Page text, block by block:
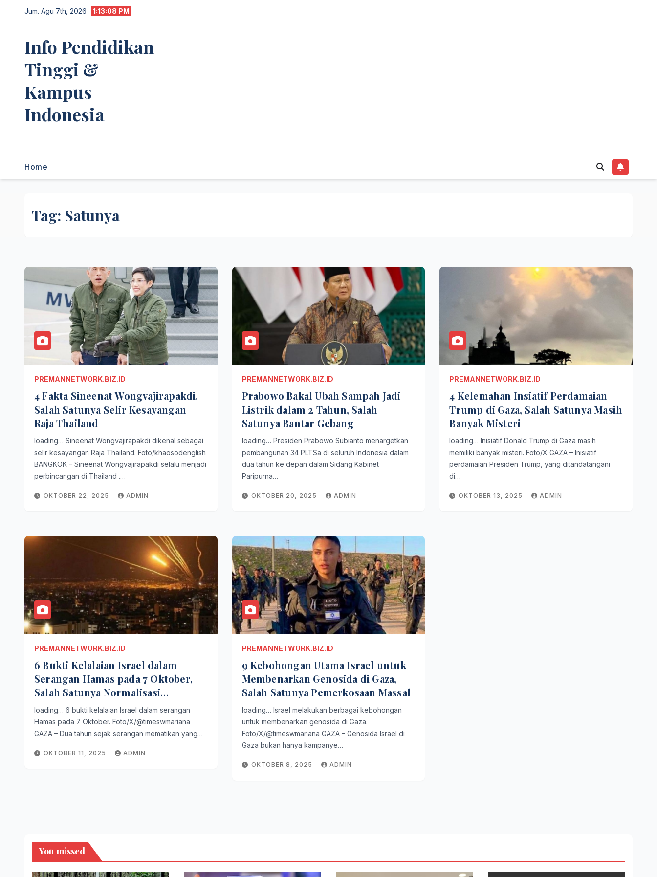
to
Jum. Agu 7th, 2026 1:13:09 PM
Info Pendidikan
Tinggi &
Kampus
Indonesia
Home
Tag: Satunya
PREMANNETWORK.BIZ.ID
4 Fakta Sineenat Wongvajirapakdi,
Salah Satunya Selir Kesayangan
Raja Thailand
loading… Sineenat Wongvajirapakdi dikenal sebagai
selir kesayangan Raja Thailand. Foto/khaosodenglish
BANGKOK – Sineenat Wongvajirapakdi selalu menjadi
perbincangan di Thailand .…
OKTOBER 22, 2025 ADMIN
PREMANNETWORK.BIZ.ID
Prabowo Bakal Ubah Sampah Jadi
Listrik dalam 2 Tahun, Salah
Satunya Bantar Gebang
loading… Presiden Prabowo Subianto menargetkan
pembangunan 34 PLTSa di seluruh Indonesia dalam
dua tahun ke depan dalam Sidang Kabinet
Paripurna…
OKTOBER 20, 2025 ADMIN
PREMANNETWORK.BIZ.ID
4 Kelemahan Insiatif Perdamaian
Trump di Gaza, Salah Satunya Masih
Banyak Misteri
loading… Inisiatif Donald Trump di Gaza masih
memiliki banyak misteri. Foto/X GAZA – Inisiatif
perdamaian Presiden Trump, yang ditandatangani
di…
OKTOBER 13, 2025 ADMIN
PREMANNETWORK.BIZ.ID
6 Bukti Kelalaian Israel dalam
Serangan Hamas pada 7 Oktober,
Salah Satunya Normalisasi
Hubungan dengan Saudi
loading… 6 bukti kelalaian Israel dalam serangan
Hamas pada 7 Oktober. Foto/X/@timeswmariana
GAZA – Dua tahun sejak serangan mematikan yang…
OKTOBER 11, 2025 ADMIN
PREMANNETWORK.BIZ.ID
9 Kebohongan Utama Israel untuk
Membenarkan Genosida di Gaza,
Salah Satunya Pemerkosaan Massal
loading… Israel melakukan berbagai kebohongan
untuk membenarkan genosida di Gaza.
Foto/X/@timeswmariana GAZA – Genosida Israel di
Gaza bukan hanya kampanye…
OKTOBER 8, 2025 ADMIN
You missed